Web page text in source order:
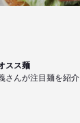
スス麺
さんが注目麺を紹介